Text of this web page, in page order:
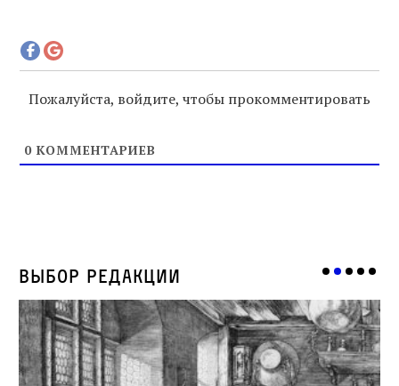
Пожалуйста, войдите, чтобы прокомментировать
0 КОММЕНТАРИЕВ
Выбор редакции